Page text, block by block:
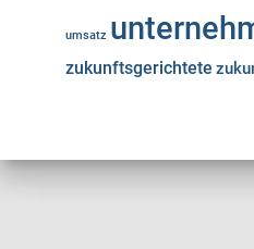
umsatz
zukunftsgerichtete